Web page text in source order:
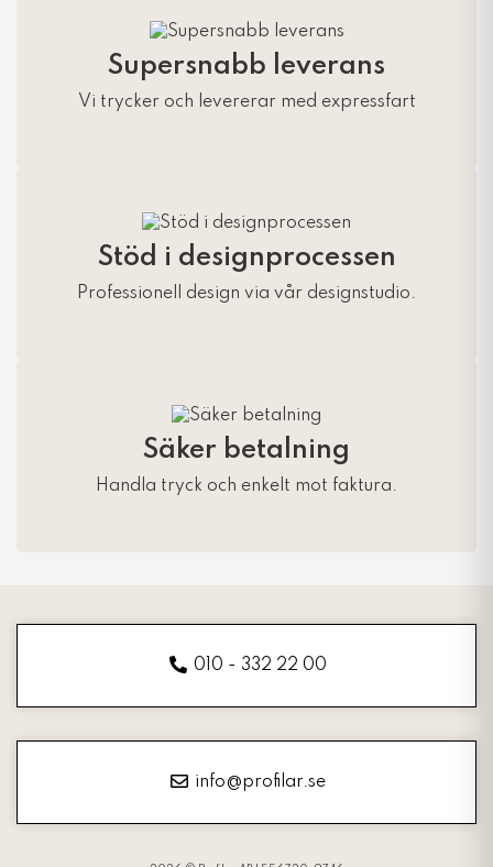
Supersnabb leverans
Vi trycker och levererar med expressfart
Stöd i designprocessen
Professionell design via vår designstudio.
Säker betalning
Handla tryck och enkelt mot faktura.
010 - 332 22 00
info@profilar.se